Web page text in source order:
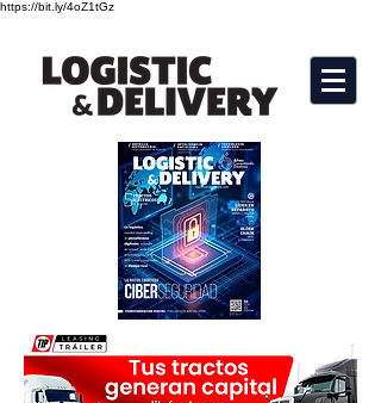
https://bit.ly/4oZ1tGz